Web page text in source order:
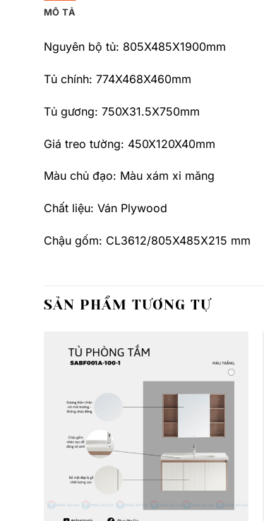
MÔ TẢ
Nguyên bộ tủ: 805X485X1900mm
Tủ chính: 774X468X460mm
Tủ gương: 750X31.5X750mm
Giá treo tường: 450X120X40mm
Màu chủ đạo: Màu xám xi măng
Chất liệu: Ván Plywood
Chậu gốm: CL3612/805X485X215 mm
SẢN PHẨM TƯƠNG TỰ
Thêm
yêu